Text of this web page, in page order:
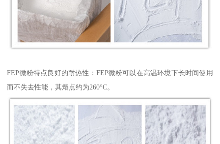
FEP微粉特点良好的耐热性：FEP微粉可以在高温环境下长时间使用
而不失去性能，其熔点约为260°C。